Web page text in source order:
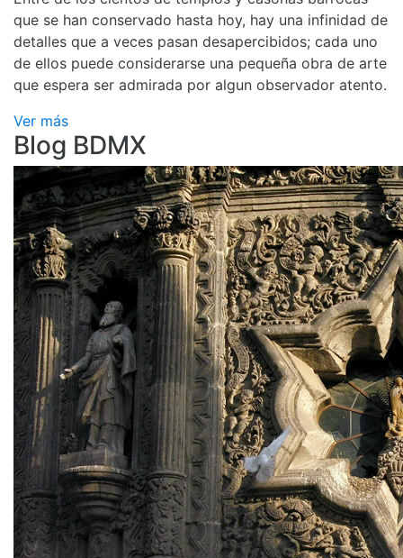
que se han conservado hasta hoy, hay una infinidad de
detalles que a veces pasan desapercibidos; cada uno
de ellos puede considerarse una pequeña obra de arte
que espera ser admirada por algun observador atento.
Ver más
Blog BDMX